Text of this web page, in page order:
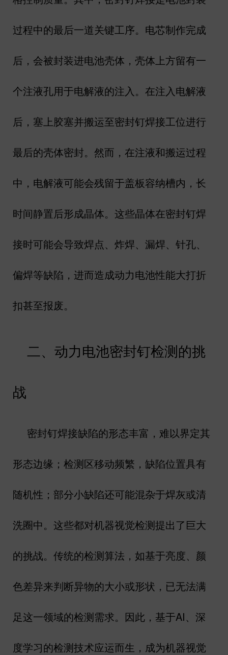
过程中的最后一道关键工序。电芯制作完成
后，会被封装进电池壳体，壳体上方留有一
个注液孔用于电解液的注入。在注入电解液
后，塞上胶塞并搬运至密封钉焊接工位进行
最后的壳体密封。然而，在注液和搬运过程
中，电解液可能会残留于盖板容纳槽内，长
时间静置后形成晶体。这些晶体在密封钉焊
接时可能会导致焊点、炸焊、漏焊、针孔、
偏焊等缺陷，进而造成动力电池性能大打折
扣甚至报废。
二、动力电池密封钉检测的挑
战
密封钉焊接缺陷的形态丰富，难以界定其
形态边缘；检测区移动频繁，缺陷位置具有
随机性；部分小缺陷还可能混杂于焊灰或清
洗圈中。这些都对机器视觉检测提出了巨大
的挑战。传统的检测算法，如基于亮度、颜
色差异来判断异物的大小或形状，已无法满
足这一领域的检测需求。因此，基于AI、深
度学习的检测技术应运而生，成为机器视觉